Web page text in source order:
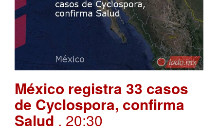
México registra 33 casos
de Cyclospora, confirma
Salud . 20:30